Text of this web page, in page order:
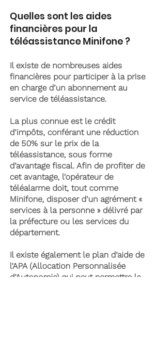
Quelles sont les aides
financières pour la
téléassistance Minifone ?
Il existe de nombreuses aides
financières pour participer à la prise
en charge d’un abonnement au
service de téléassistance.
La plus connue est le crédit
d’impôts, conférant une réduction
de 50% sur le prix de la
téléassistance, sous forme
d’avantage fiscal. Afin de profiter de
cet avantage, l’opérateur de
téléalarme doit, tout comme
Minifone, disposer d’un agrément «
services à la personne » délivré par
la préfecture ou les services du
département.
Il existe également le plan d’aide de
l’APA (Allocation Personnalisée
d’Autonomie) qui peut permettre la